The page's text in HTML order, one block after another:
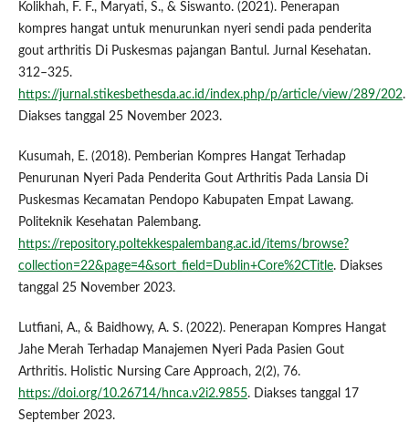
Kolikhah, F. F., Maryati, S., & Siswanto. (2021). Penerapan
kompres hangat untuk menurunkan nyeri sendi pada penderita
gout arthritis Di Puskesmas pajangan Bantul. Jurnal Kesehatan.
312–325.
https://jurnal.stikesbethesda.ac.id/index.php/p/article/view/289/202.
Diakses tanggal 25 November 2023.
Kusumah, E. (2018). Pemberian Kompres Hangat Terhadap
Penurunan Nyeri Pada Penderita Gout Arthritis Pada Lansia Di
Puskesmas Kecamatan Pendopo Kabupaten Empat Lawang.
Politeknik Kesehatan Palembang.
https://repository.poltekkespalembang.ac.id/items/browse?
collection=22&page=4&sort_field=Dublin+Core%2CTitle. Diakses
tanggal 25 November 2023.
Lutfiani, A., & Baidhowy, A. S. (2022). Penerapan Kompres Hangat
Jahe Merah Terhadap Manajemen Nyeri Pada Pasien Gout
Arthritis. Holistic Nursing Care Approach, 2(2), 76.
https://doi.org/10.26714/hnca.v2i2.9855. Diakses tanggal 17
September 2023.